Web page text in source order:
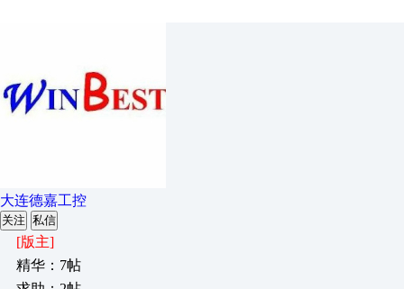
大连德嘉工控
关注 私信
[版主]
精华：7帖